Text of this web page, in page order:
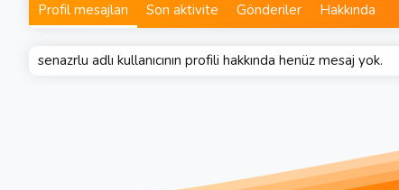
Profil mesajları Son aktivite Gönderiler Hakkında
senazrlu adlı kullanıcının profili hakkında henüz mesaj yok.